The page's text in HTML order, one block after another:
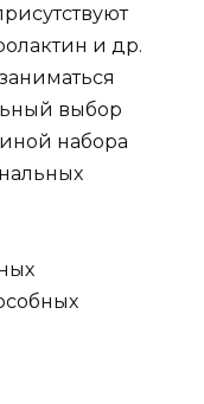
и др.
выбор
набора